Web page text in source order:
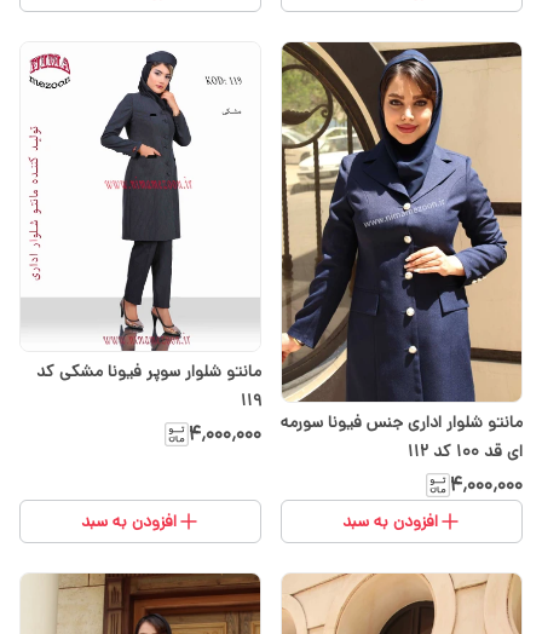
مانتو شلوار اداری جنس فیونا سورمه
ای قد ۱۰۰ کد ۱۱۲
۴٬۰۰۰٬۰۰۰
افزودن به سبد
مانتو شلوار سوپر فیونا مشکی کد
119
۴٬۰۰۰٬۰۰۰
افزودن به سبد